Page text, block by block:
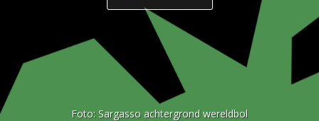
Foto: Sargasso achtergrond wereldbol